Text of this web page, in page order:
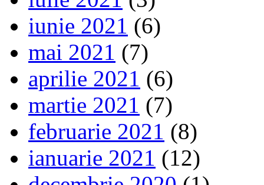
iunie 2021 (6)
mai 2021 (7)
aprilie 2021 (6)
martie 2021 (7)
februarie 2021 (8)
ianuarie 2021 (12)